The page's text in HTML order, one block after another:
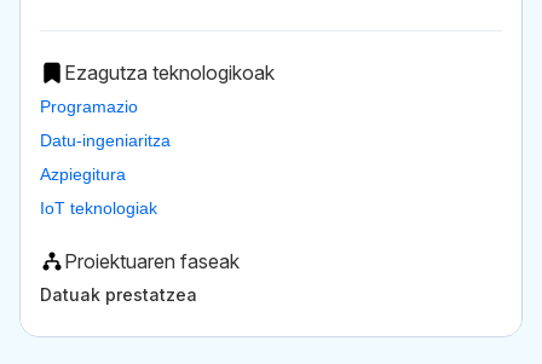
Ezagutza teknologikoak
Programazio
Datu-ingeniaritza
Azpiegitura
IoT teknologiak
Proiektuaren faseak
Datuak prestatzea